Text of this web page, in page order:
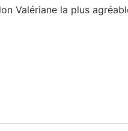
Valériane la plus